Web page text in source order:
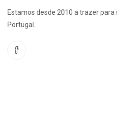
Estamos desde 2010 a trazer para
Portugal.